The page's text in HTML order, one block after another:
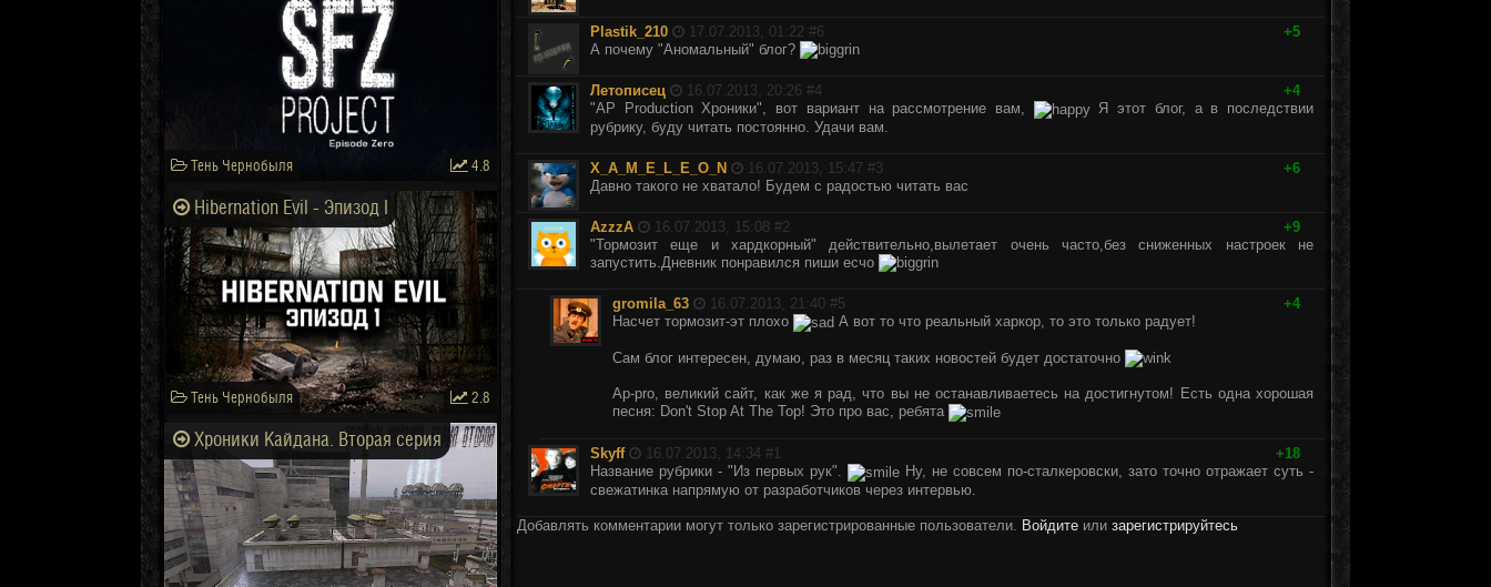
Plastik_210 17.07.2013, 01:22 #6
+5
А почему "Аномальный" блог?
Летописец 16.07.2013, 20:26 #4
+4
"AP Production Хроники", вот вариант на рассмотрение вам,
Я этот блог, а в последствии
рубрику, буду читать постоянно. Удачи вам.
X_A_M_E_L_E_O_N 16.07.2013, 15:47 #3
+6
Давно такого не хватало! Будем с радостью читать вас
AzzzA 16.07.2013, 15:08 #2
+9
"Тормозит еще и хардкорный" действительно,вылетает очень часто,без сниженных настроек не
запустить.Дневник понравился пиши есчо
gromila_63 16.07.2013, 21:40 #5
+4
Насчет тормозит-эт плохо
А вот то что реальный харкор, то это только радует!
Сам блог интересен, думаю, раз в месяц таких новостей будет достаточно
Ap-pro, великий сайт, как же я рад, что вы не останавливаетесь на достигнутом! Есть одна хорошая
песня: Don't Stop At The Top! Это про вас, ребята
Skyff 16.07.2013, 14:34 #1
+18
Название рубрики - "Из первых рук".
Ну, не совсем по-сталкеровски, зато точно отражает суть -
свежатинка напрямую от разработчиков через интервью.
Добавлять комментарии могут только зарегистрированные пользователи. Войдите или зарегистрируйтесь
Тень Чернобыля 4.8
Hibernation Evil - Эпизод I
Тень Чернобыля 2.8
Хроники Кайдана. Вторая серия